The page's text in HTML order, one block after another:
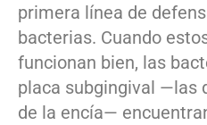
primera línea de
bacterias. Cuando
funcionan bien, las
placa subgingival —las
de la encía—